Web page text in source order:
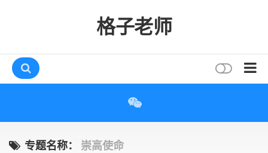
格子老师
互动
专题名称： 崇高使命